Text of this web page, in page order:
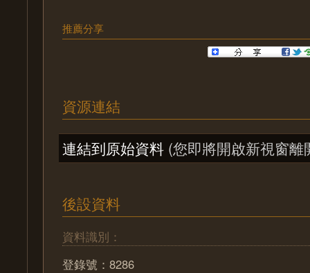
推薦分享
資源連結
連結到原始資料 (您即將開啟新視窗離
後設資料
資料識別：
登錄號：8286